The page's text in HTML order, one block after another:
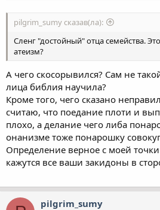
pilgrim_sumy сказав(ла):
Сленг "достойный" отца семейства.
атеизм?
А чего скосорывился? Сам не
лица библия научила?
Кроме того, чего сказано
считаю, что поедание плоти и
плохо, а делание чего либа
онанизме тоже понарошку
Определение верное с моей
кажутся все ваши закидоны в
pilgrim_sumy